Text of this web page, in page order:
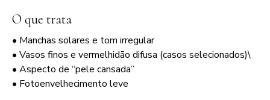
O que trata
• Manchas solares e tom irregular
• Vasos finos e vermelhidão difusa (casos selecionados)\
• Aspecto de “pele cansada”
• Fotoenvelhecimento leve